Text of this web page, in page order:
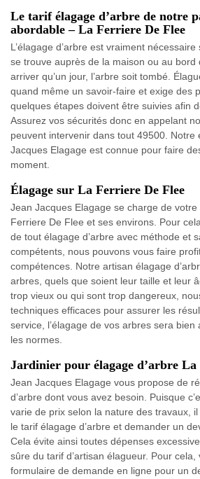
Le tarif élagage d’arbre de notre
abordable – La Ferriere De Flee
L’élagage d’arbre est vraiment
se trouve auprès de la maison ou au bord
arriver qu’un jour, l’arbre soit tombé.
quand même un savoir-faire et exige des
quelques étapes doivent être suivies afin
Assurez vos sécurités donc en appelant
peuvent intervenir dans tout 49500. Notre
Jacques Elagage est connue pour faire
moment.
Élagage sur La Ferriere De Flee
Jean Jacques Elagage se charge de votre
Ferriere De Flee et ses environs. Pour
de tout élagage d’arbre avec méthode et
compétents, nous pouvons vous faire
compétences. Notre artisan élagage
arbres, quels que soient leur taille et leur
trop vieux ou qui sont trop dangereux,
techniques efficaces pour assurer les
service, l’élagage de vos arbres sera bien
les normes.
Jardinier pour élagage d’arbre
Jean Jacques Elagage vous propose de
d’arbre dont vous avez besoin. Puisque
varie de prix selon la nature des travaux,
le tarif élagage d’arbre et demander un
Cela évite ainsi toutes dépenses
sûre du tarif d’artisan élagueur. Pour
formulaire de demande en ligne pour un